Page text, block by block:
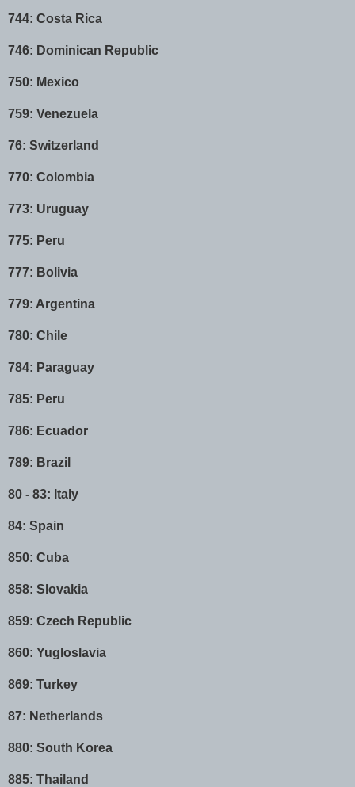
744: Costa Rica
746: Dominican Republic
750: Mexico
759: Venezuela
76: Switzerland
770: Colombia
773: Uruguay
775: Peru
777: Bolivia
779: Argentina
780: Chile
784: Paraguay
785: Peru
786: Ecuador
789: Brazil
80 - 83: Italy
84: Spain
850: Cuba
858: Slovakia
859: Czech Republic
860: Yugloslavia
869: Turkey
87: Netherlands
880: South Korea
885: Thailand